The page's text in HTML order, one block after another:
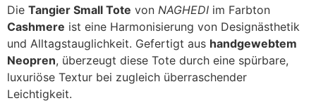
Die Tangier Small Tote von NAGHEDI im Farbton
Cashmere ist eine Harmonisierung von Designästhetik
und Alltagstauglichkeit. Gefertigt aus handgewebtem
Neopren, überzeugt diese Tote durch eine spürbare,
luxuriöse Textur bei zugleich überraschender
Leichtigkeit.